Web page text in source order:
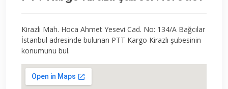
Kirazlı Mah. Hoca Ahmet Yesevi Cad. No: 134/A Bağcılar
İstanbul adresinde bulunan PTT Kargo Kirazlı şubesinin
konumunu bul.